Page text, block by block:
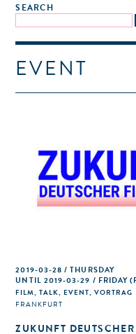
SEARCH
EVENT
2019-03-28 / THURSDAY
UNTIL 2019-03-29 / FRIDAY
FILM, TALK, EVENT, VORTRAG
FRANKFURT
ZUKUNFT